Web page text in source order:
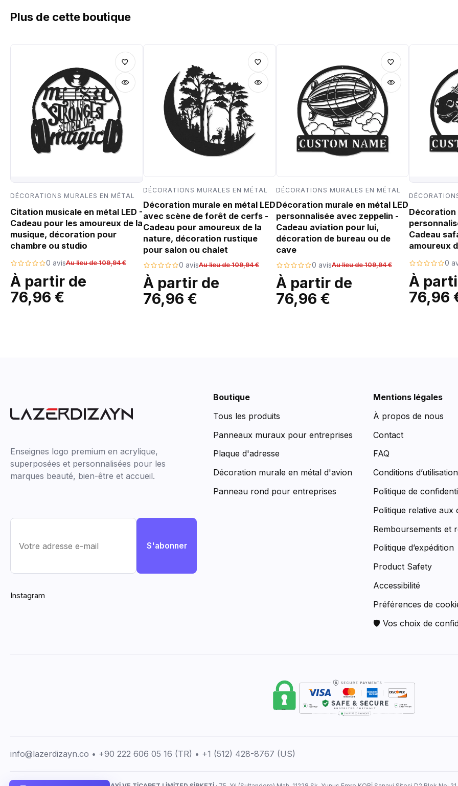
Plus de cette boutique
DÉCORATIONS MURALES EN MÉTAL
Citation musicale en métal LED -
Cadeau pour les amoureux de la
musique, décoration pour
chambre ou studio
0 avisAu lieu de 109,94 €
À partir de
76,96 €
DÉCORATIONS MURALES EN MÉTAL
Décoration murale en métal LED
avec scène de forêt de cerfs -
Cadeau pour amoureux de la
nature, décoration rustique
pour salon ou chalet
0 avisAu lieu de 109,94 €
À partir de
76,96 €
DÉCORATIONS MURALES EN MÉTAL
Décoration murale en métal LED
personnalisée avec zeppelin -
Cadeau aviation pour lui,
décoration de bureau ou de
cave
0 avisAu lieu de 109,94 €
À partir de
76,96 €
Décoration
Cadeau
amoureux
0
À
76,96
Enseignes logo premium en acrylique,
superposées et personnalisées pour les
marques beauté, bien-être et accueil.
S'abonner
Instagram
Boutique
Tous les produits
Panneaux muraux pour entreprises
Plaque d'adresse
Décoration murale en métal d'avion
Panneau rond pour entreprises
Mentions légales
À propos de nous
Contact
FAQ
Conditions d’utilisation
Politique de
Politique relative aux
Remboursements et
Politique d’expédition
Product Safety
Accessibilité
Préférences de
🛡 Vos choix de
info@lazerdizayn.co • +90 222 606 05 16 (TR) • +1 (512) 428-8767 (US)